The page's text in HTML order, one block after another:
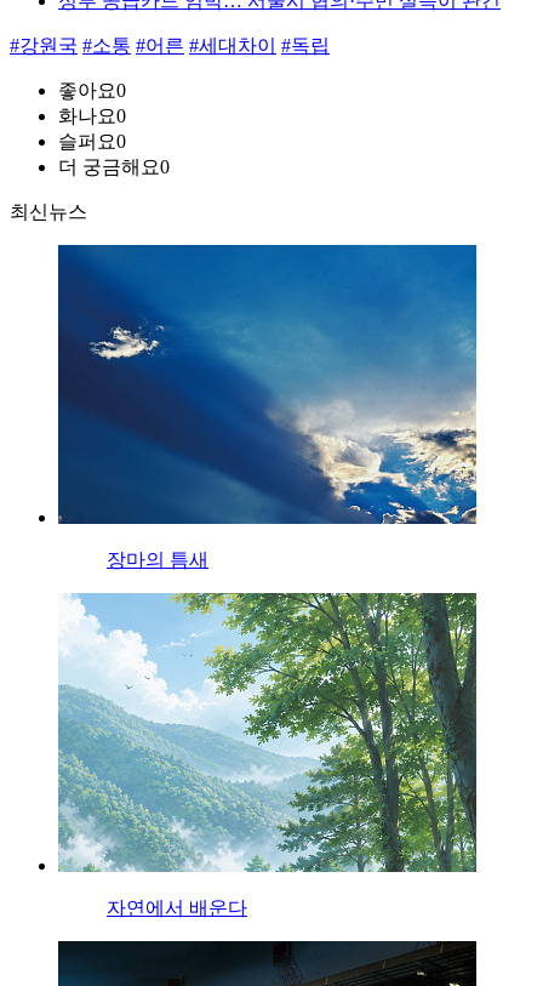
#강원국 #소통 #어른 #세대차이 #독립
좋아요0
화나요0
슬퍼요0
더 궁금해요0
최신뉴스
장마의 틈새
자연에서 배운다